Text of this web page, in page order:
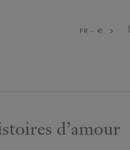
FR - €
d’amour